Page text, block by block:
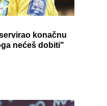
konačnu
nećeš dobiti"